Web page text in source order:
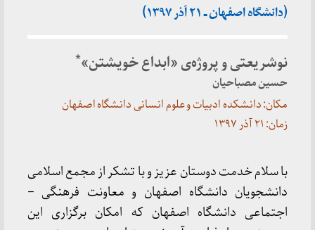
(دانشگاه اصفهان ـ ۲۱ آذر ۱۳۹۷)
نوشریعتی و پروژه‌ی «ابداع خویشتن»*
حسین مصباحیان
مکان: دانشکده ادبیات و علوم انسانی دانشگاه اصفهان
زمان: ۲۱ آذر ۱۳۹۷
با سلام خدمت دوستان عزیز و با تشکر از مجمع اسلامی
دانشجویان دانشگاه اصفهان و معاونت فرهنگی –
اجتماعی دانشگاه اصفهان که امکان برگزاری این